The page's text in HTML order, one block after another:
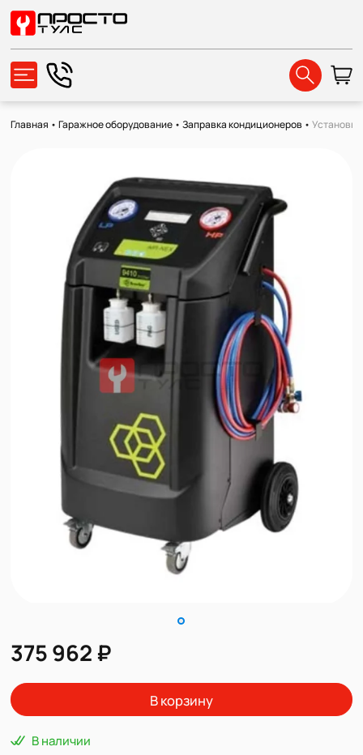
Главная •Гаражное оборудование •Заправка кондиционеров •
375 962 ₽
В корзину
В наличии